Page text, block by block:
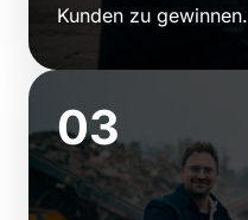
Kunden zu gewinnen.
03